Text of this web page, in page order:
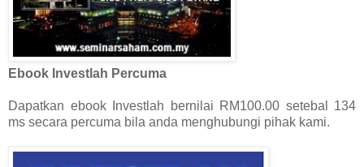
Ebook Investlah Percuma
Dapatkan ebook Investlah bernilai RM100.00 setebal 134
ms secara percuma bila anda menghubungi pihak kami.